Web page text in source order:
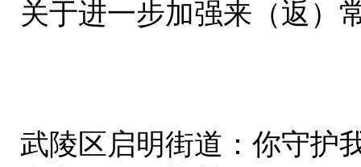
关于进一步加强来（返）
武陵区启明街道：你守护